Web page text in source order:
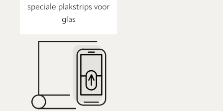
speciale plakstrips voor
glas